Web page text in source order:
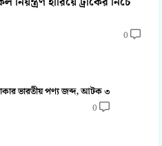
0
ভারতীয় পণ্য জব্দ, আটক ৩
0